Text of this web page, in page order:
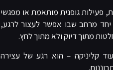
פעילות גופנית מותאמת או מפגשי
יחד מרחב שבו אפשר לעצור לרגע,
מתוך דיוק ולא מתוך לחץ.
קליניקה – הוא רגע של עצירה